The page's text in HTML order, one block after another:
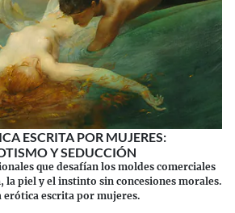
ESCRITA POR MUJERES:
Y SEDUCCIÓN
que desafían los moldes comerciales
la piel y el instinto sin concesiones morales.
escrita por mujeres.